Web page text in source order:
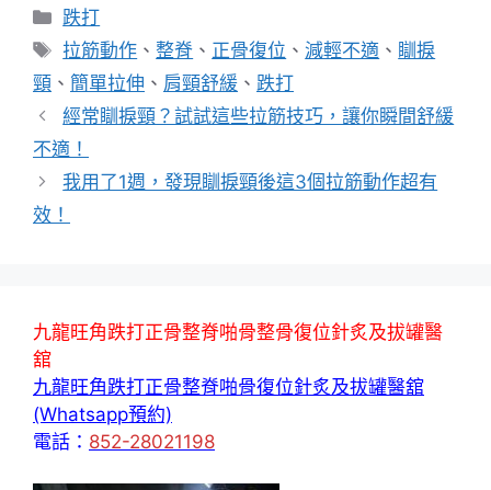
分
類
跌打
標
籤
拉筋動作 、整脊 、 正骨復位 、減輕不適 、 瞓捩
頸 、 簡單拉伸 、 肩頸舒緩 、 跌打
經常瞓捩頸？試試這些拉筋技巧，讓你瞬間舒緩
不適！
我用了1週，發現瞓捩頸後這3個拉筋動作超有
效！
九龍旺角跌打正骨整脊啪骨整骨復位針炙及拔罐醫
舘
九龍旺角跌打正骨整脊啪骨復位針炙及拔罐醫舘
(Whatsapp預約)
電話： 852-28021198